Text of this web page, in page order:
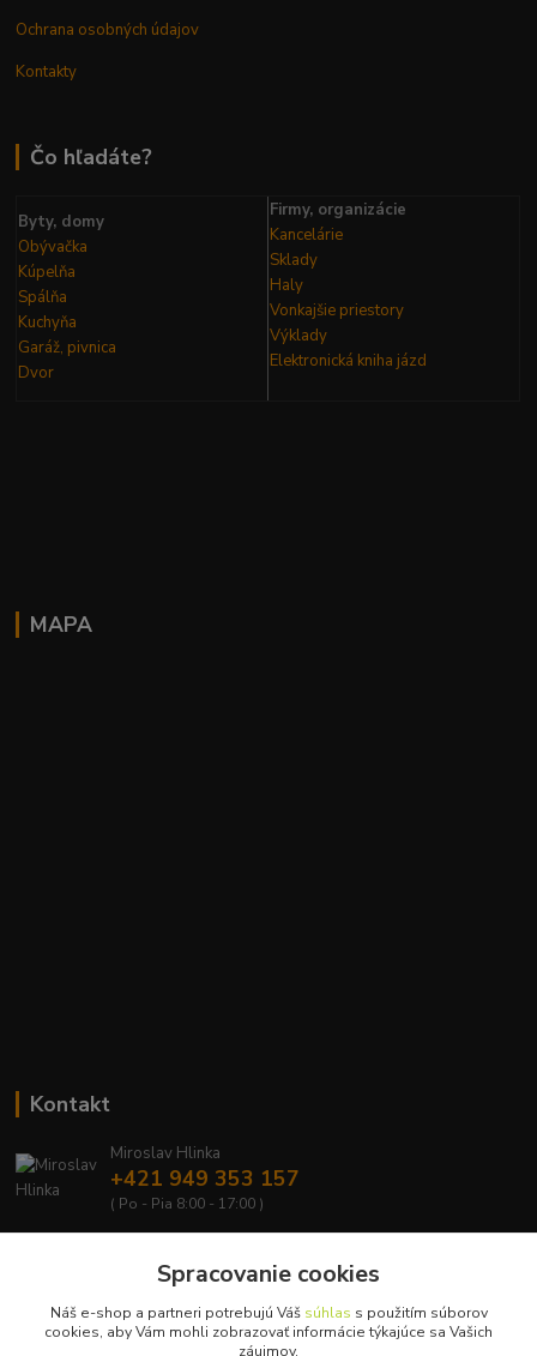
Ochrana osobných údajov
Kontakty
Čo hľadáte?
Byty, domy
Obývačka
Kúpelňa
Spálňa
Kuchyňa
Garáž, pivnica
Dvor
Firmy, organizácie
Kancelárie
Sklady
Haly
Vonkajšie priestory
Výklady
Elektronická kniha jázd
MAPA
Kontakt
Miroslav Hlinka
+421 949 353 157
( Po - Pia 8:00 - 17:00 )
Spracovanie cookies
Náš e-shop a partneri potrebujú Váš súhlas s použitím súborov
cookies, aby Vám mohli zobrazovať informácie týkajúce sa Vašich
záujmov.